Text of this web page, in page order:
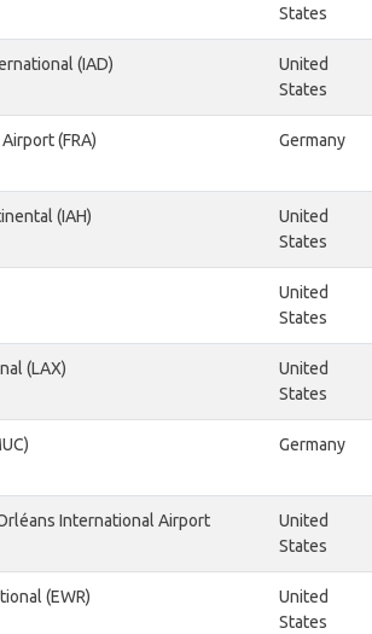
States
(IAD)
United
States
(FRA) Germany
(IAH)
United
States
United
States
(LAX)
United
States
Germany
International Airport
United
States
(EWR)
United
States